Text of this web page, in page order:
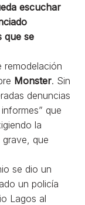
escuchar
que se
remodelación
Monster. Sin
denuncias
que
la
que
se dio un
un policía
Lagos al